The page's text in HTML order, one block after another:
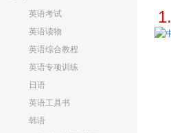
英语考试
英语读物
英语综合教程
英语专项训练
日语
英语工具书
韩语
1.